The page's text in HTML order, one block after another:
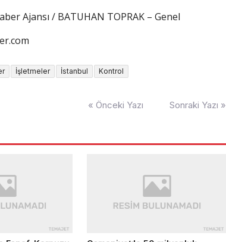
Ajansı / BATUHAN TOPRAK – Genel
İşletmeler İstanbul Kontrol
« Önceki Yazı Sonraki Yazı »